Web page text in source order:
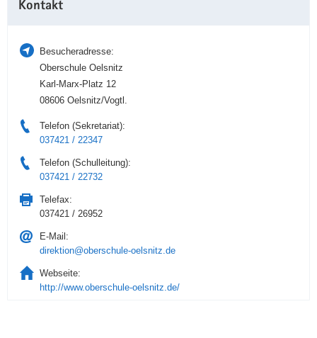
Information
Kontakt
Besucheradresse:
Oberschule Oelsnitz
Karl-Marx-Platz 12
08606 Oelsnitz/Vogtl.
Telefon (Sekretariat):
037421 / 22347
Telefon (Schulleitung):
037421 / 22732
Telefax:
037421 / 26952
E-Mail:
direktion@oberschule-oelsnitz.de
Webseite:
http://www.oberschule-oelsnitz.de/